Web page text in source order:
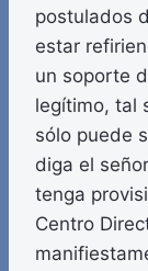
postulados
estar
un soporte
legítimo, tal
sólo puede
diga el
tenga
Centro